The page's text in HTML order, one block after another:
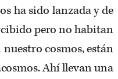
ha sido lanzada y de
pero no habitan
cosmos, están
Ahí llevan una